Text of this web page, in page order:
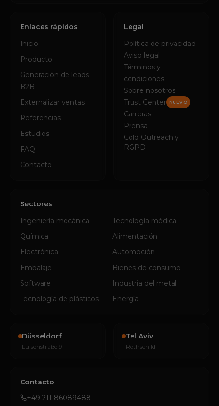
Enlaces rápidos
Inicio
Producto
Generación de leads
B2B
Externalizar ventas
Referencias
Estudios
FAQ
Contacto
Legal
Política de privacidad
Aviso legal
Términos y
condiciones
Sobre nosotros
Trust Center
NUEVO
Carreras
Prensa
Cold Outreach y
RGPD
Sectores
Ingeniería mecánica
Tecnología médica
Química
Alimentación
Electrónica
Automoción
Embalaje
Bienes de consumo
Software
Industria del metal
Tecnología de plásticos
Energía
Düsseldorf
Luisenstraße 9
Tel Aviv
Rothschild 1
Contacto
+49 211 86089488